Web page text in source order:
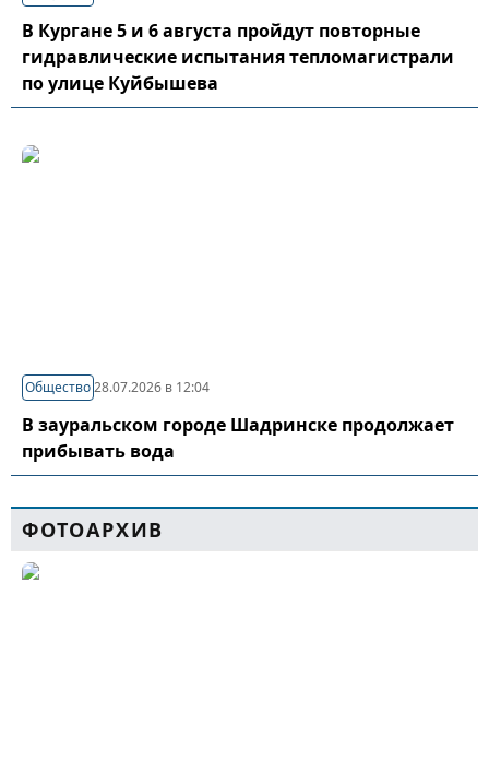
В Кургане 5 и 6 августа пройдут повторные
гидравлические испытания тепломагистрали
по улице Куйбышева
Общество28.07.2026 в 12:04
В зауральском городе Шадринске продолжает
прибывать вода
ФОТОАРХИВ